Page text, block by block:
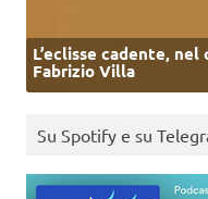
L’eclisse cadente,
Fabrizio Villa
Su Spotify e su